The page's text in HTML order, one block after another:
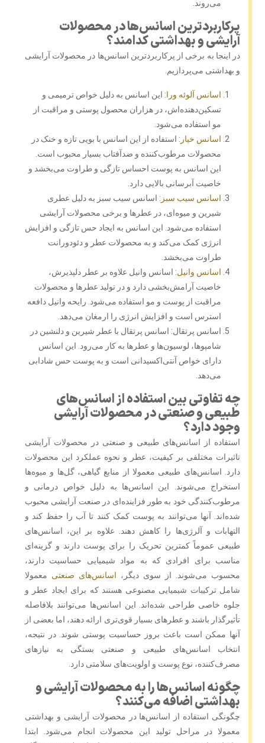
می‌روند.
پرکاربردترین اسانس‌ها در محصولات
آرایشی و بهداشتی کدامند؟
در اینجا به برخی از پرکاربردترین اسانس‌ها در محصولات آرایشی
و بهداشتی می‌پردازیم.
اسانس آلوئه ورا: این اسانس به دلیل خواص ترمیمی و
تسکین‌دهنده‌اش، در هزاران محصول پوستی و مراقبت از
مو استفاده می‌شود.
اسانس خیار : استفاده از این اسانس با بویی تازه و خنک در
محصولات مرطوب‌کننده و ضدآفتاب بسیار محبوب است.
این اسانس به پوست احساس تازگی و طراوت می‌بخشد و
خاصیت آبرسانی بالایی دارد.
اسانس سیب سبز : اسانس سیب سبز به دلیل عطری
شیرین و میوه‌ای، در عطرها و برخی محصولات آرایشی
استفاده می‌شود. این اسانس به ایجاد حس تازگی و افزایش
انرژی کمک می‌کند و به محصولات عطر و دئودورانت
طراوت می‌بخشد.
اسانس وانیل: اسانس وانیل علاوه بر عطر دلپذیرش،
خاصیت آرامش‌بخشی دارد و در تولید عطرها و محصولات
مراقبت از پوست و مو استفاده می‌شود. رایحه وانیل دافعه
استرس است و افزایش انرژی را ارمغان می‌دهد.
اسانس پرتقال: اسانس پرتقال با عطر شیرین و دلنشین در
شامپوها، لوسیون‌ها و عطرها به کار می‌رود. این اسانس
دارای خواص آنتی‌اکسیدانی است و به پوست حس شادابی
می‌دهد.
چه تفاوتی بین استفاده از اسانس‌های
طبیعی و صنعتی در محصولات آرایشی
وجود دارد؟
استفاده از اسانس‌های طبیعی و صنعتی در محصولات آرایشی
تاثیرات مختلفی بر کیفیت، عطر و نحوه عملکرد این محصولات
دارد. اسانس‌های طبیعی معمولا از منابع گیاهی، گل‌ها و میوه‌ها
استخراج می‌شوند. این اسانس‌ها به دلیل خواص درمانی و
مرطوب‌کنندگی خود به طور فزاینده‌ای در صنعت آرایشی محبوب
شده‌اند. آنها می‌توانند به پوست کمک کنند تا آب را حفظ کند و
التهابات و آلرژی‌ها را کاهش دهند. علاوه بر این، اسانس‌های
طبیعی عموماً کمترین تحریک را برای پوست دارند و گزینه‌ای
مناسب برای افرادی که به مواد شیمیایی حساسیت دارند،
محسوب می‌شوند. از سوی دیگر، اسانس‌های صنعتی معمولا
شامل ترکیبات شیمیایی مصنوعی هستند که برای ایجاد عطر و
جلوه خاصی طراحی شده‌اند. این اسانس‌ها می‌توانند بلافاصله
تأثیرگذار باشند و عطرهای بسیار قوی‌تری ارائه دهند، اما بعضی از
آنها ممکن است باعث بروز حساسیت پوستی شوند. در نتیجه،
انتخاب اسانس‌های طبیعی و صنعتی بستگی به نیازهای
مصرف‌کننده، نوع پوست و اولویت‌های سلامتی دارد.
چگونه اسانس‌ها را به محصولات آرایشی و
بهداشتی اضافه می‌کنند؟
چگونگی استفاده از اسانس‌ها در محصولات آرایشی و بهداشتی
معمولا در مراحل تولید این محصولات انجام می‌شود. ابتدا